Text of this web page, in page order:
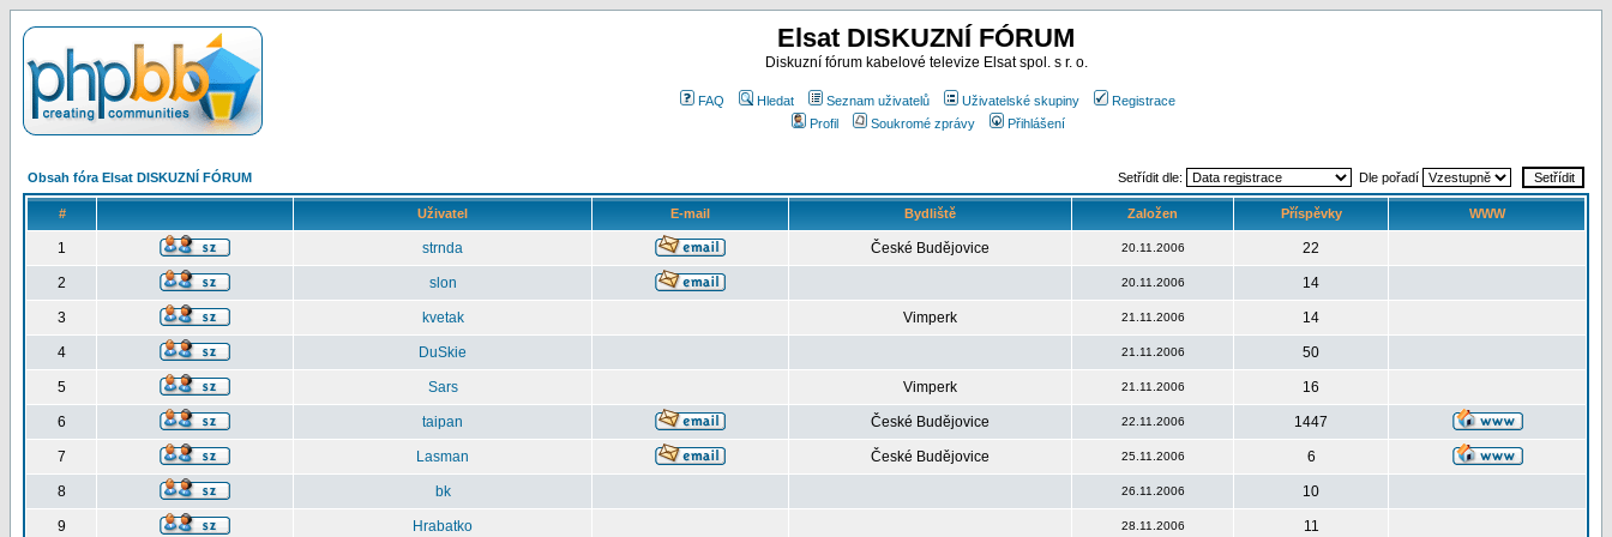
Elsat DISKUZNÍ FÓRUM
Diskuzní fórum kabelové televize Elsat spol. s r. o.
FAQ Hledat Seznam uživatelů Uživatelské skupiny
Registrace
Profil
Soukromé zprávy Přihlášení
Obsah fóra Elsat DISKUZNÍ FÓRUM Setřídit dle: Dle pořadí
# Uživatel E-mail Bydliště Založen Příspěvky WWW
1 strnda České Budějovice 20.11.2006 22
2 slon 20.11.2006 14
3 kvetak Vimperk 21.11.2006 14
4 DuSkie 21.11.2006 50
5 Sars Vimperk 21.11.2006 16
6 taipan České Budějovice 22.11.2006 1447
7 Lasman České Budějovice 25.11.2006 6
8 bk 26.11.2006 10
9 Hrabatko 28.11.2006 11